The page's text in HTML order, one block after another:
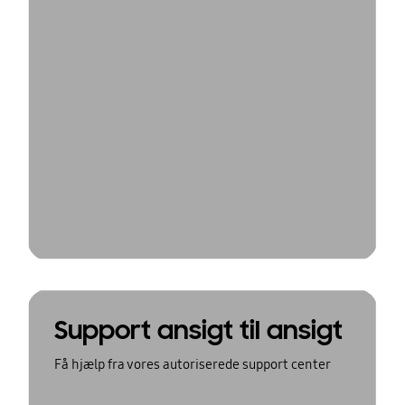
Support ansigt til ansigt
Få hjælp fra vores autoriserede support center